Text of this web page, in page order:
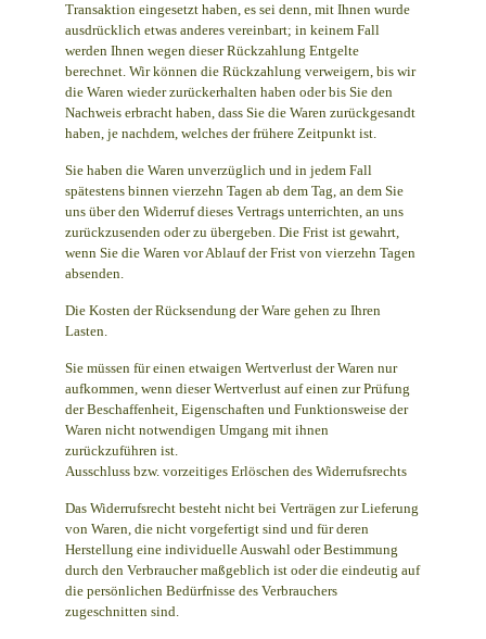
Transaktion eingesetzt haben, es sei denn, mit Ihnen wurde
ausdrücklich etwas anderes vereinbart; in keinem Fall
werden Ihnen wegen dieser Rückzahlung Entgelte
berechnet. Wir können die Rückzahlung verweigern, bis wir
die Waren wieder zurückerhalten haben oder bis Sie den
Nachweis erbracht haben, dass Sie die Waren zurückgesandt
haben, je nachdem, welches der frühere Zeitpunkt ist.
Sie haben die Waren unverzüglich und in jedem Fall
spätestens binnen vierzehn Tagen ab dem Tag, an dem Sie
uns über den Widerruf dieses Vertrags unterrichten, an uns
zurückzusenden oder zu übergeben. Die Frist ist gewahrt,
wenn Sie die Waren vor Ablauf der Frist von vierzehn Tagen
absenden.
Die Kosten der Rücksendung der Ware gehen zu Ihren
Lasten.
Sie müssen für einen etwaigen Wertverlust der Waren nur
aufkommen, wenn dieser Wertverlust auf einen zur Prüfung
der Beschaffenheit, Eigenschaften und Funktionsweise der
Waren nicht notwendigen Umgang mit ihnen
zurückzuführen ist.
Ausschluss bzw. vorzeitiges Erlöschen des Widerrufsrechts
Das Widerrufsrecht besteht nicht bei Verträgen zur Lieferung
von Waren, die nicht vorgefertigt sind und für deren
Herstellung eine individuelle Auswahl oder Bestimmung
durch den Verbraucher maßgeblich ist oder die eindeutig auf
die persönlichen Bedürfnisse des Verbrauchers
zugeschnitten sind.